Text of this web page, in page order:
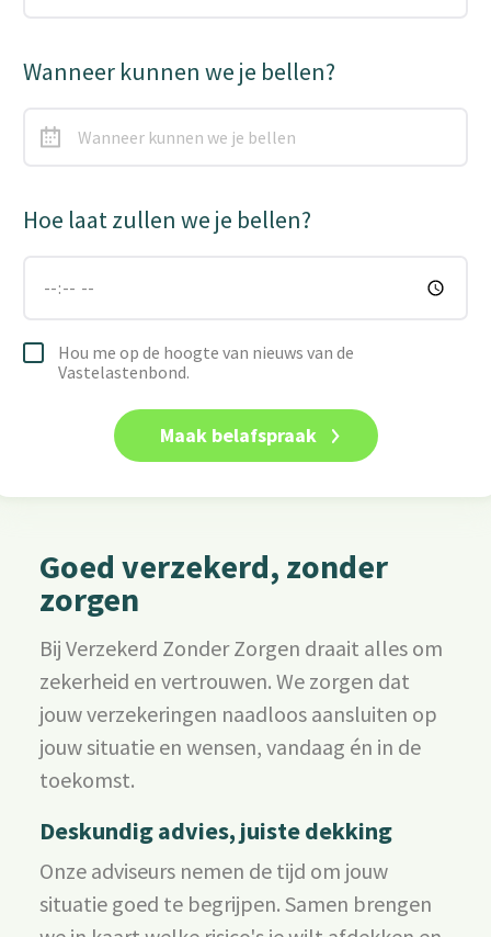
Goed verzekerd, zonder
zorgen
Bij Verzekerd Zonder Zorgen draait alles om
zekerheid en vertrouwen. We zorgen dat
jouw verzekeringen naadloos aansluiten op
jouw situatie en wensen, vandaag én in de
toekomst.
Deskundig advies, juiste dekking
Onze adviseurs nemen de tijd om jouw
situatie goed te begrijpen. Samen brengen
Wanneer kunnen we je bellen?
Hoe laat zullen we je bellen?
Hou me op de hoogte van nieuws van de
Vastelastenbond.